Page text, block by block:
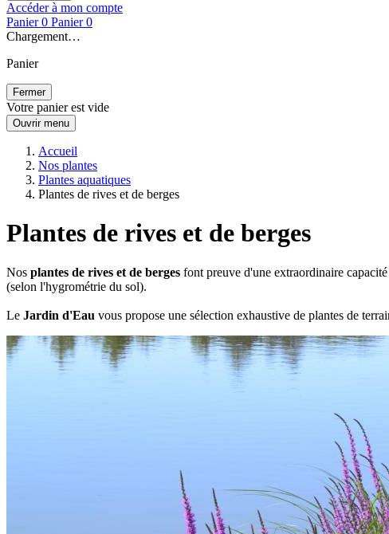
Accéder à mon compte
Panier 0 Panier 0
Chargement…
Panier
Fermer
Votre panier est vide
Ouvrir menu
Accueil
Nos plantes
Plantes aquatiques
Plantes de rives et de berges
Plantes de rives et de berges
Nos plantes de rives et de berges font preuve d'une extraordinaire
(selon l'hygrométrie du sol).
Le Jardin d'Eau vous propose une sélection exhaustive de plantes de